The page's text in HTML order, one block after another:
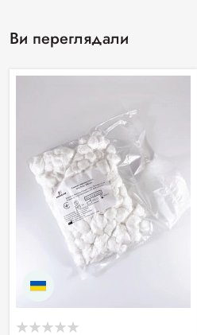
Ви переглядали